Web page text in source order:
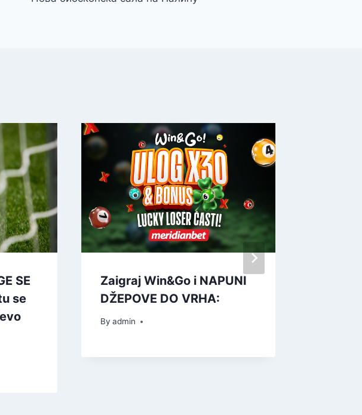
SE
se
Zaigraj Win&Go i NAPUNI
DŽEPOVE DO VRHA:
By admin